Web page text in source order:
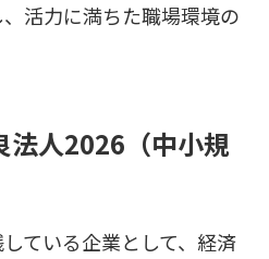
活力に満ちた職場環境の
法人2026（中小規
ている企業として、経済